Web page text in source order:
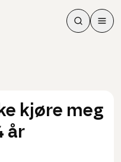
Søk
Søk
Meny
kjøre meg
år